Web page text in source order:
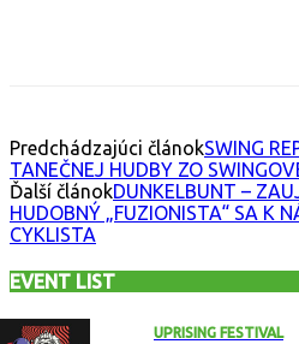
Predchádzajúci článokSWING
TANEČNEJ HUDBY ZO
Ďalší článokDUNKELBUNT –
HUDOBNÝ „FUZIONISTA“ SA K
CYKLISTA
EVENT LIST
UPRISING FESTIVAL